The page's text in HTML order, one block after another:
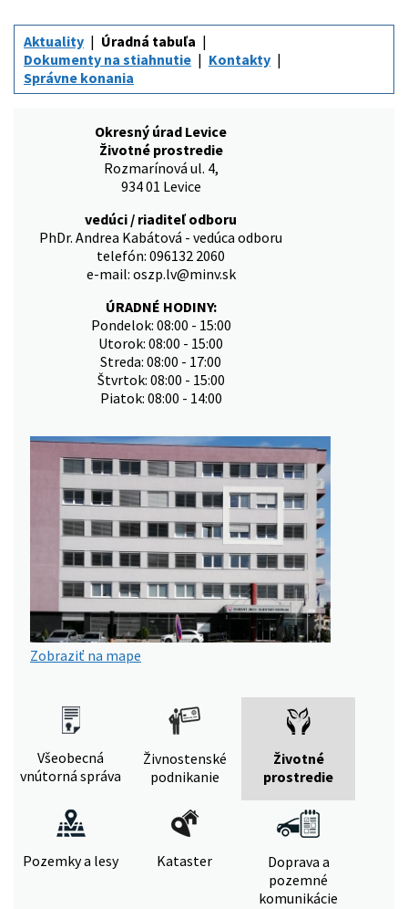
Aktuality
Úradná tabuľa
Dokumenty na stiahnutie
Kontakty
Správne konania
Okresný úrad Levice
Životné prostredie
Rozmarínová ul. 4,
934 01 Levice
vedúci / riaditeľ odboru
PhDr. Andrea Kabátová - vedúca odboru
telefón: 096132 2060
e-mail: oszp.lv@minv.sk
ÚRADNÉ HODINY:
Pondelok: 08:00 - 15:00
Utorok: 08:00 - 15:00
Streda: 08:00 - 17:00
Štvrtok: 08:00 - 15:00
Piatok: 08:00 - 14:00
Zobraziť na mape
Všeobecná
vnútorná správa
Živnostenské
podnikanie
Životné
prostredie
Pozemky a lesy Kataster
Doprava a
pozemné
komunikácie